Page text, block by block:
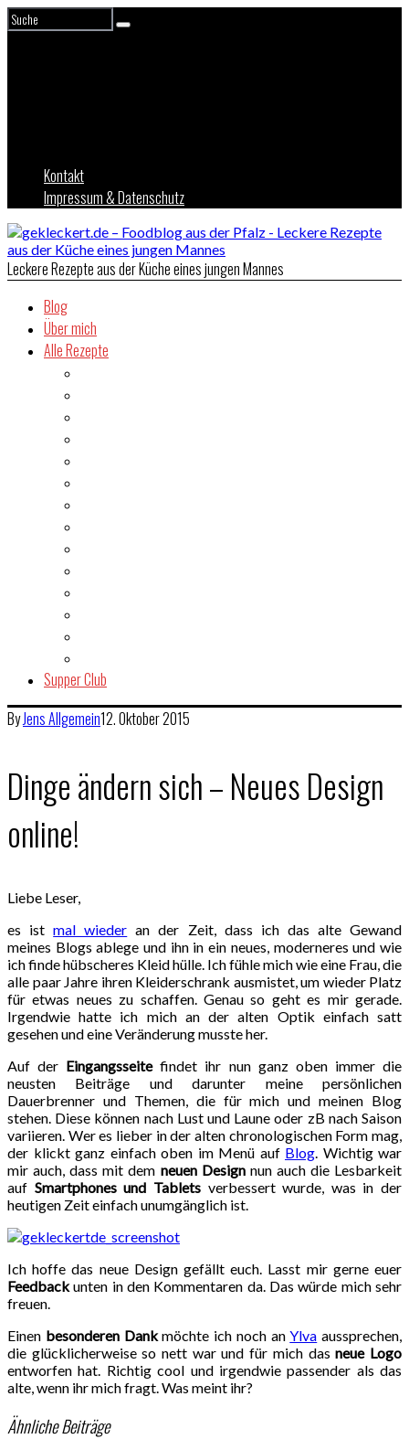
Kontakt
Impressum & Datenschutz
Leckere Rezepte aus der Küche eines jungen Mannes
Blog
Über mich
Alle Rezepte
Supper Club
ByJensAllgemein12. Oktober 2015
Dinge ändern sich – Neues Design
online!
Liebe Leser,
es istmal wieder an der Zeit, dass ich das alte Gewand
meines Blogs ablege und ihn in ein neues, moderneres und wie
ich finde hübscheres Kleid hülle. Ich fühle mich wie eine Frau, die
alle paar Jahre ihren Kleiderschrank ausmistet, um wieder Platz
für etwas neues zu schaffen. Genau so geht es mir gerade.
Irgendwie hatte ich mich an der alten Optik einfach satt
gesehen und eine Veränderung musste her.
Auf der Eingangsseitefindet ihr nun ganz oben immer die
neusten Beiträge und darunter meine persönlichen
Dauerbrenner und Themen, die für mich und meinen Blog
stehen. Diese können nach Lust und Laune oder zB nach Saison
variieren. Wer es lieber in der alten chronologischen Form mag,
der klickt ganz einfach oben im Menü auf Blog. Wichtig war
mir auch, dass mit dem neuen Designnun auch die Lesbarkeit
auf Smartphones und Tabletsverbessert wurde, was in der
heutigen Zeit einfach unumgänglich ist.
Ich hoffe das neue Design gefällt euch. Lasst mir gerne euer
Feedbackunten in den Kommentaren da. Das würde mich sehr
freuen.
Einen besonderen Dankmöchte ich noch anYlva aussprechen,
die glücklicherweise so nett war und für mich dasneue Logo
entworfen hat. Richtig cool und irgendwie passender als das
alte, wenn ihr mich fragt. Was meint ihr?
Ähnliche Beiträge